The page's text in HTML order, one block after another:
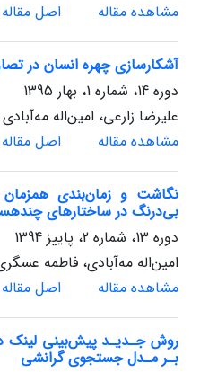
مشاهده مقاله
اصل مقاله
آشکارسازی چهره انسان در
دوره 14، شماره 1، بهار 1395
علیرضا زارعی، امین‌اله مه‌آبادی
مشاهده مقاله
اصل مقاله
نگاشت و زمان‌بندی همزمان
بی‌درنگ در ساختارهای
دوره 13، شماره 2، پاییز 1394
امین‌اله مه‌آبادی، فاطمه
مشاهده مقاله
اصل مقاله
روش جـدیـد پیش‌بینی لینک
بـر مـدل جستجوی گرانشی